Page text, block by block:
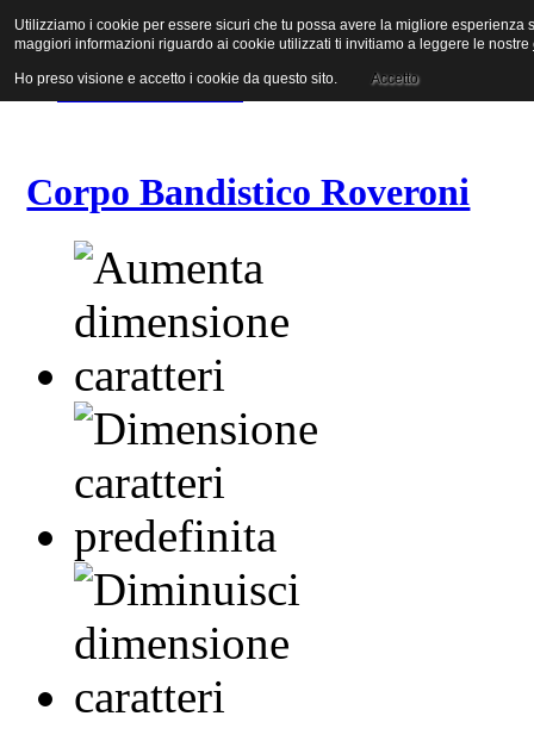
Vai al contenuto
Vai alla navigazione principale
Vai alla prima colonna
Corpo Bandistico Roveroni
Utilizziamo i cookie per essere sicuri che tu possa avere la migliore
maggiori informazioni riguardo ai cookie utilizzati ti invitiamo a leggere le nostre
Ho preso visione e accetto i cookie da questo sito. Accetto